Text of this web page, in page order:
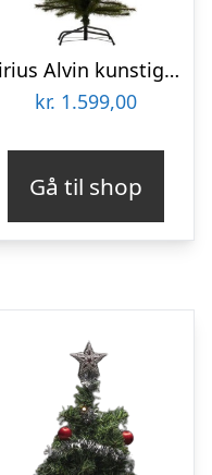
Sirius Alvin kunstigt juletræ med lys, 210 cm
kr. 1.599,00
Gå til shop